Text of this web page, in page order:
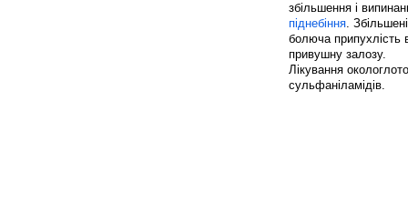
збільшення і
піднебіння.
болюча припухлість
привушну залозу.
Лікування
сульфаніламідів.